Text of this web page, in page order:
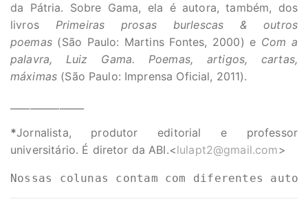
da Pátria. Sobre Gama, ela é autora, também, dos
livros Primeiras prosas burlescas & outros
poemas(São Paulo: Martins Fontes, 2000) e Com a
palavra, Luiz Gama. Poemas, artigos, cartas,
máximas (São Paulo: Imprensa Oficial, 2011).
*Jornalista, produtor editorial e professor
universitário. É diretor da ABI.<lulapt2@gmail.com>
Nossas colunas contam com diferentes